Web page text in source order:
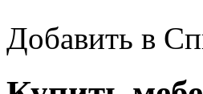
Добавить в